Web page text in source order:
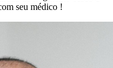
seu médico !